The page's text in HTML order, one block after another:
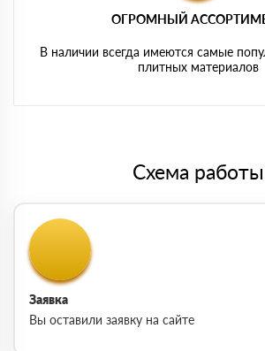
ОГРОМНЫЙ
В наличии всегда имеются самые
плитных материалов
Схема работы
Заявка
Вы оставили заявку на сайте